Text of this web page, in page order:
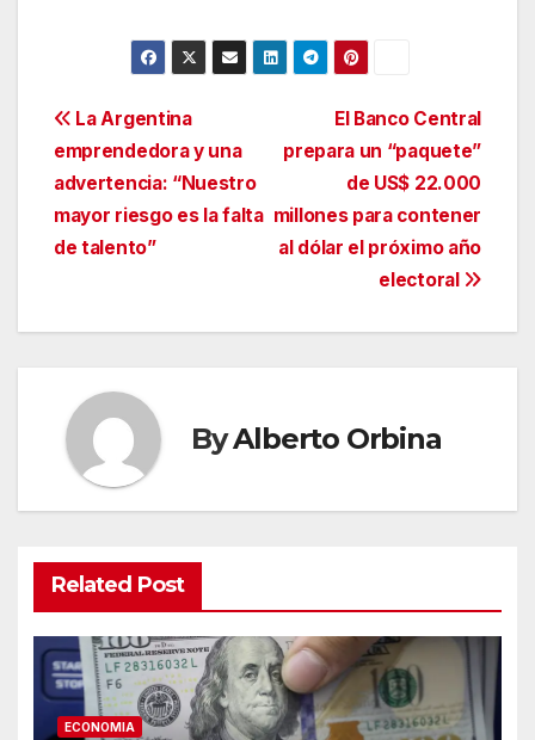
Navegación
de
entradas
El Banco Central
prepara un “paquete”
de US$ 22.000
millones para contener
al dólar el próximo año
electoral
La Argentina
emprendedora y una
advertencia: “Nuestro
mayor riesgo es la falta
de talento”
ByAlberto Orbina
Related Post
ECONOMIA